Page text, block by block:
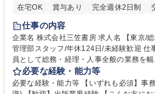
在宅OK
賞与あり 完全週休2日制
仕事の内容
企業名 株式会社三笠書房 求人名 【東京/総務・経理・人事】老舗出版社の
管理部スタッフ/年休124日/未経験歓迎 仕事の内容 ◆当社の管理部門の一
員として総務・経理・人事全般の業務を
く、社員一人ひとりの意思を尊重する社
で幅広いバックオフィス業務を習得いただきます。 具体的
品補充、採用に関するスケジュール調整
必要な経験・能力等
必要な経験・能力等 【いずれも必須】事